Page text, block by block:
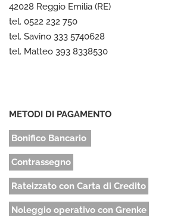
42028 Reggio Emilia (RE)
tel. 0522 232 750
tel. Savino 333 5740628
tel. Matteo 393 8338530
METODI DI PAGAMENTO
Bonifico Bancario
Contrassegno
Rateizzato con Carta di Credito
Noleggio operativo con Grenke